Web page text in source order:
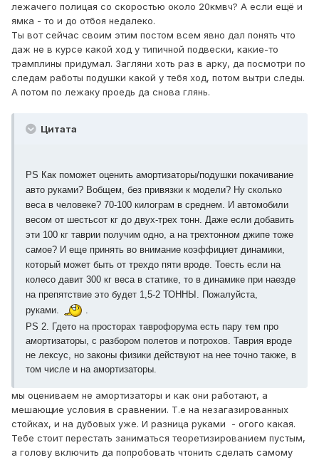
лежачего полицая со скоростью около 20кмвч? А если ещё и
ямка - то и до отбоя недалеко.
Ты вот сейчас своим этим постом всем явно дал понять что
даж не в курсе какой ход у типичной подвески, какие-то
трамплины придумал. Загляни хоть раз в арку, да посмотри по
следам работы подушки какой у тебя ход, потом вытри следы.
А потом по лежаку проедь да снова глянь.
Цитата
PS Как поможет оценить амортизаторы/подушки покачивание
авто руками? Вобщем, без привязки к модели? Ну сколько
веса в человеке? 70-100 килограм в среднем. И автомобили
весом от шестьсот кг до двух-трех тонн. Даже если добавить
эти 100 кг таврии получим одно, а на трехтонном джипе тоже
самое? И еще принять во внимание коэффициет динамики,
который может быть от трехдо пяти вроде. Тоесть если на
колесо давит 300 кг веса в статике, то в динамике при наезде
на препятствие это будет 1,5-2 ТОННЫ. Пожалуйста,
руками.
.
PS 2. Гдето на просторах таврофорума есть пару тем про
амортизаторы, с разбором полетов и потрохов. Таврия вроде
не лексус, но законы физики действуют на нее точно также, в
том числе и на амортизаторы.
мы оцениваем не амортизаторы и как они работают, а
мешающие условия в сравнении. Т.е на незагазированных
стойках, и на дубовых уже. И разница руками - огого какая.
Тебе стоит перестать заниматься теоретизированием пустым,
а голову включить да попробовать чтонить сделать самому